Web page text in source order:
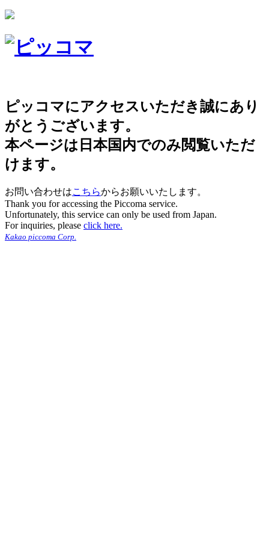
ピッコマにアクセスいただき誠にあり
がとうございます。
本ページは日本国内でのみ閲覧いただ
けます。
お問い合わせはこちらからお願いいたします。
Thank you for accessing the Piccoma service.
Unfortunately, this service can only be used from Japan.
For inquiries, please click here.
Kakao piccoma Corp.